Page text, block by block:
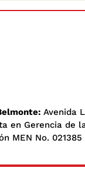
Avenida
en Gerencia de
MEN No.